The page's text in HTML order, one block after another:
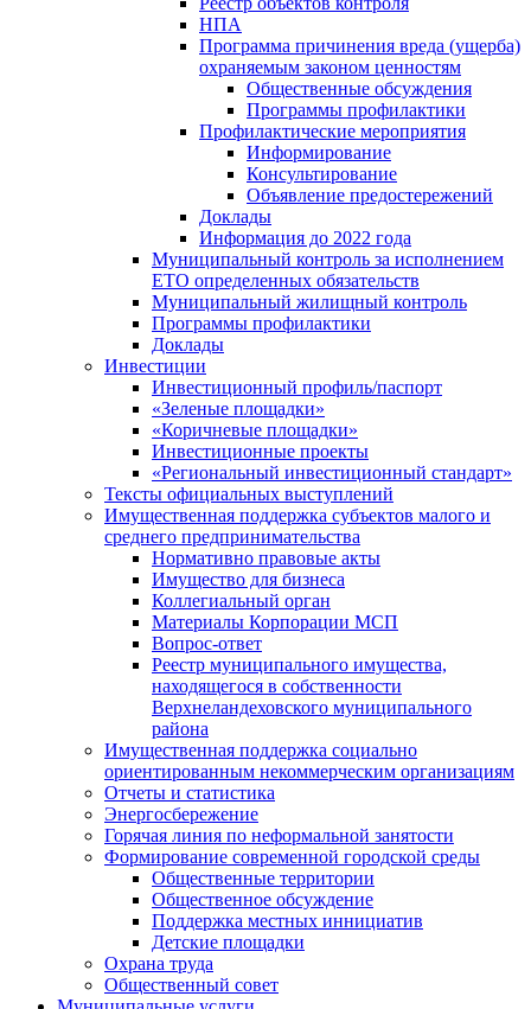
НПА
Программа причинения вреда (ущерба)
охраняемым законом ценностям
Общественные обсуждения
Программы профилактики
Профилактические мероприятия
Информирование
Консультирование
Объявление предостережений
Доклады
Информация до 2022 года
Муниципальный контроль за исполнением
ЕТО определенных обязательств
Муниципальный жилищный контроль
Программы профилактики
Доклады
Инвестиции
Инвестиционный профиль/паспорт
«Зеленые площадки»
«Коричневые площадки»
Инвестиционные проекты
«Региональный инвестиционный стандарт»
Тексты официальных выступлений
Имущественная поддержка субъектов малого и
среднего предпринимательства
Нормативно правовые акты
Имущество для бизнеса
Коллегиальный орган
Материалы Корпорации МСП
Вопрос-ответ
Реестр муниципального имущества,
находящегося в собственности
Верхнеландеховского муниципального
района
Имущественная поддержка социально
ориентированным некоммерческим организациям
Отчеты и статистика
Энергосбережение
Горячая линия по неформальной занятости
Формирование современной городской среды
Общественные территории
Общественное обсуждение
Поддержка местных иннициатив
Детские площадки
Охрана труда
Общественный совет